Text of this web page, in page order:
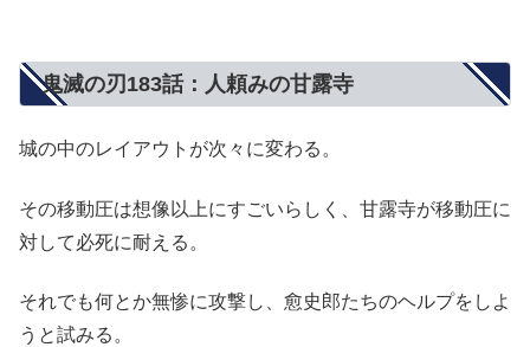
鬼滅の刃183話：人頼みの甘露寺
城の中のレイアウトが次々に変わる。
その移動圧は想像以上にすごいらしく、甘露寺が移動圧に
対して必死に耐える。
それでも何とか無惨に攻撃し、愈史郎たちのヘルプをしよ
うと試みる。